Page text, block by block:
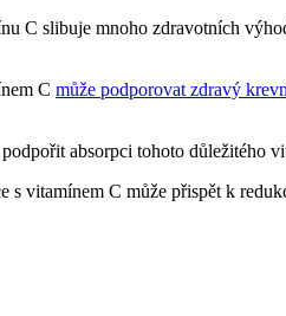
C slibuje mnoho zdravotních
C může podporovat zdravý
absorpci tohoto důležitého
vitamínem C může přispět k